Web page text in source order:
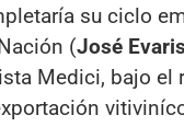
su ciclo
(José
Medici, bajo el